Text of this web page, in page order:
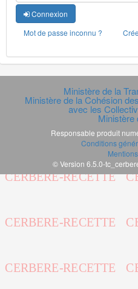
Connexion
Mot de passe inconnu ?
Ministère de la
Ministère de la Cohésion
avec les
Ministère
Responsable produit
Conditions
© Version 6.5.0-